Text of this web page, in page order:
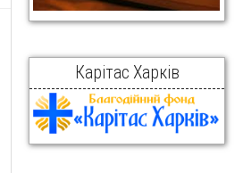
Карітас Харків